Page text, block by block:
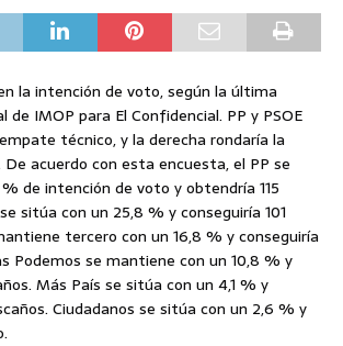
la intención de voto, según la última
IMOP para El Confidencial. PP y PSOE
técnico, y la derecha rondaría la
acuerdo con esta encuesta, el PP se
de intención de voto y obtendría 115
sitúa con un 25,8 % y conseguiría 101
tercero con un 16,8 % y conseguiría
Podemos se mantiene con un 10,8 % y
Más País se sitúa con un 4,1 % y
Ciudadanos se sitúa con un 2,6 % y